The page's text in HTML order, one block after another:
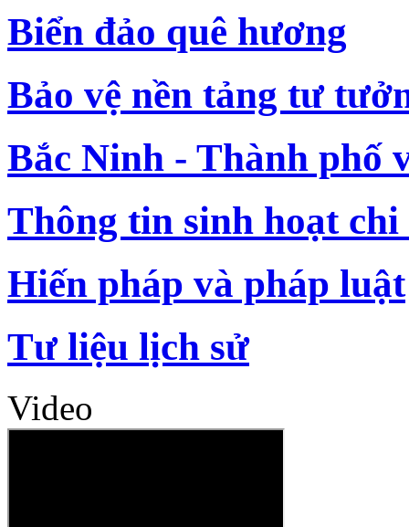
Biển đảo quê hương
Bảo vệ nền tảng tư
Bắc Ninh - Thành phố
Thông tin sinh hoạt chi
Hiến pháp và pháp luật
Tư liệu lịch sử
Video